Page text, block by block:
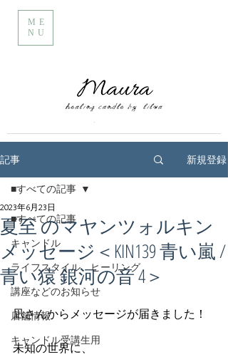
ME
NU
記事 新規登録
■すべての記事
キャンドル
ライフスタイル ヒーリング
講座などのお知らせ
店舗情報
キャンドル受講生用
■すべての記事
夏至 のマヤンツォルキン
メッセージ＜KIN139 青い嵐 /
青い猿 銀河の音 4＞
2023年6月23日
凪さんからメッセージが届きました！
未知の世界に、